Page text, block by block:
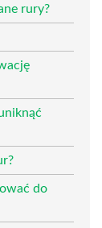
rury?
do